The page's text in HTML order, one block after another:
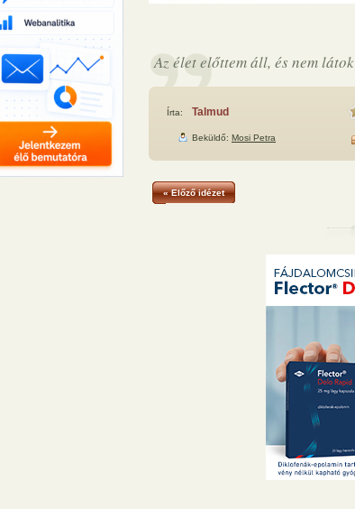
Az élet előttem áll, és nem
Írta: Talmud
Beküldő: Mosi Petra
« Előző idézet